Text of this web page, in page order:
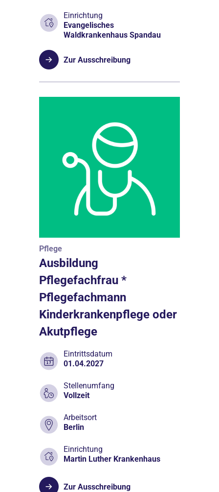
Einrichtung
Evangelisches
Waldkrankenhaus Spandau
Zur Ausschreibung
Pflege
Ausbildung
Pflegefachfrau *
Pflegefachmann
Kinderkrankenpflege oder
Akutpflege
Eintrittsdatum
01.04.2027
Stellenumfang
Vollzeit
Arbeitsort
Berlin
Einrichtung
Martin Luther Krankenhaus
Zur Ausschreibung